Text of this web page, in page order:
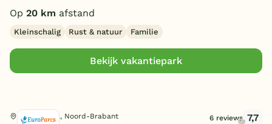
Op 20 km afstand
Kleinschalig Rust & natuur Familie
Bekijk vakantiepark
Kaatsheuvel, Noord-Brabant 6 reviews 7,7